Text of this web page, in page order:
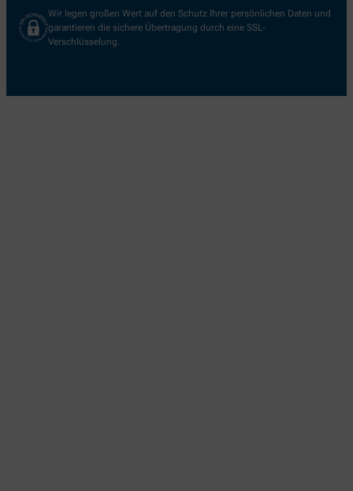
Wir legen großen Wert auf den Schutz Ihrer persönlichen Daten und
garantieren die sichere Übertragung durch eine SSL-
Verschlüsselung.